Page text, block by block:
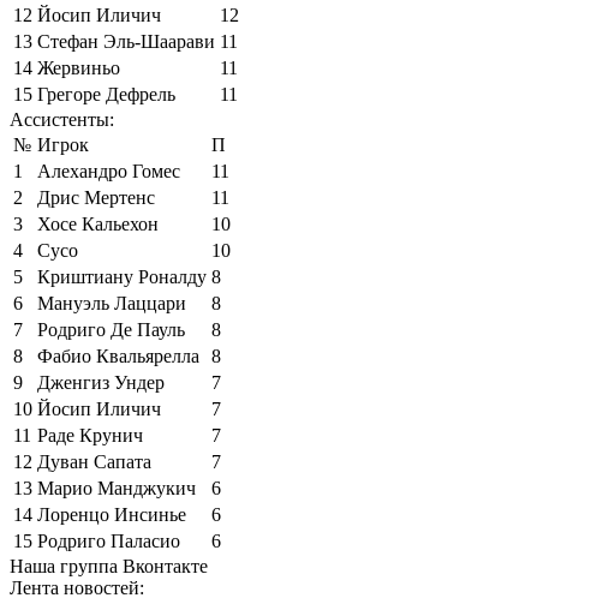
12 Йосип Иличич
12
13 Стефан Эль-Шаарави 11
14 Жервиньо
11
15 Грегоре Дефрель
11
Ассистенты:
№ Игрок
П
1
Алехандро Гомес
11
2
Дрис Мертенс
11
3
Хосе Кальехон
10
4
Сусо
10
5
Криштиану Роналду 8
6
Мануэль Лаццари
8
7
Родриго Де Пауль
8
8
Фабио Квальярелла
8
9
Дженгиз Ундер
7
10 Йосип Иличич
7
11 Раде Крунич
7
12 Дуван Сапата
7
13 Марио Манджукич
6
14 Лоренцо Инсинье
6
15 Родриго Паласио
6
Наша группа Вконтакте
Лента новостей: